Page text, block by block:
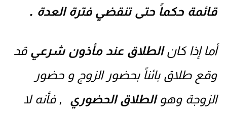
قائمة حكماً حتى تنقضي فترة العدة .
أما إذا كانالطلاق عند مأذون شرعي قد
وقع طلاق بائناً بحضور الزوج و حضور
الزوجة وهوالطلاق الحضوري , فأنه لا